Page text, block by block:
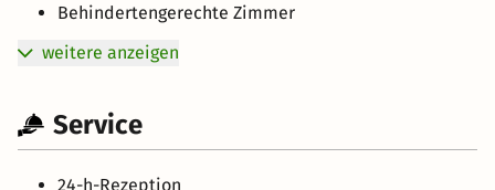
Behindertengerechte Zimmer
weitere anzeigen
Service
24-h-Rezeption